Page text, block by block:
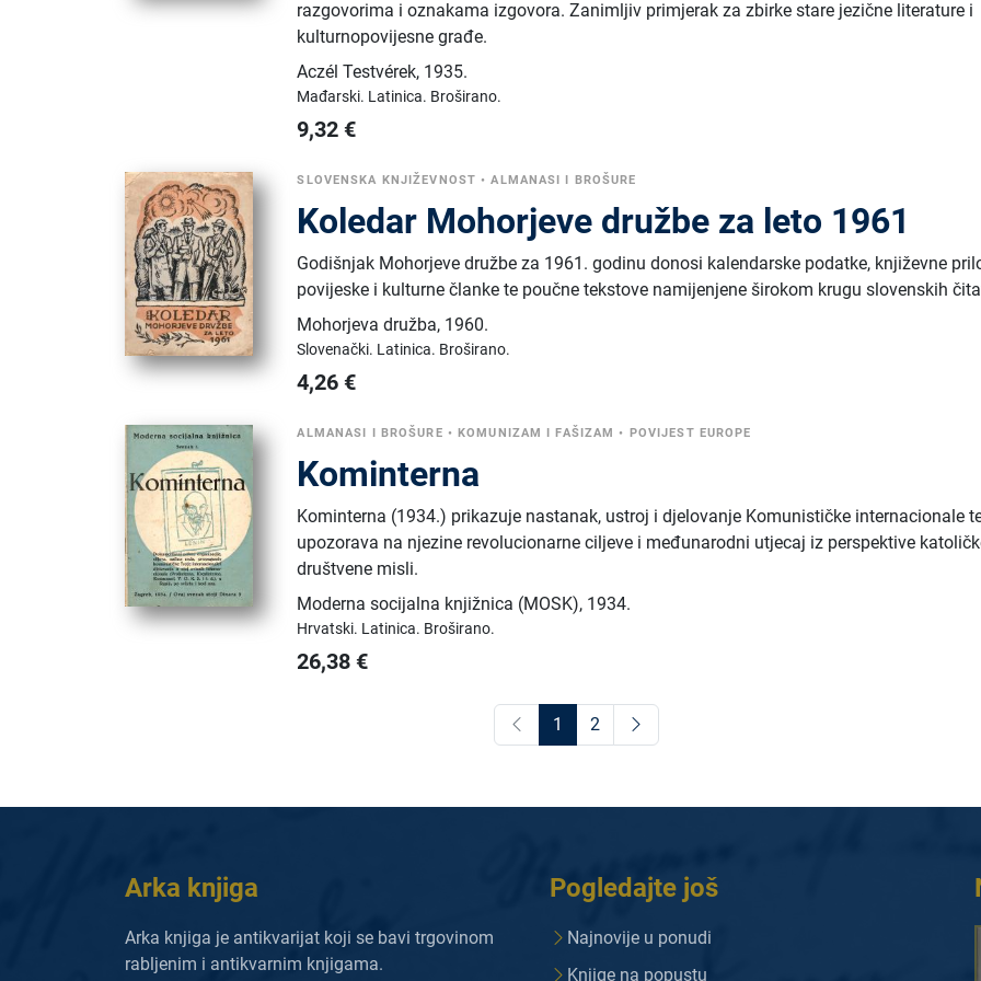
razgovorima i oznakama izgovora. Zanimljiv primjerak za zbirke stare jezične literature i
kulturnopovijesne građe.
Aczél Testvérek, 1935.
Mađarski. Latinica. Broširano.
9,32 €
SLOVENSKA KNJIŽEVNOST •ALMANASI I BROŠURE
Koledar Mohorjeve družbe za leto 1961
Godišnjak Mohorjeve družbe za 1961. godinu donosi kalendarske podatke, književne
povijeske i kulturne članke te poučne tekstove namijenjene širokom krugu slovenskih
Mohorjeva družba, 1960.
Slovenački. Latinica. Broširano.
4,26 €
ALMANASI I BROŠURE •KOMUNIZAM I FAŠIZAM • POVIJEST EUROPE
Kominterna
Kominterna (1934.) prikazuje nastanak, ustroj i djelovanje Komunističke internacionale
upozorava na njezine revolucionarne ciljeve i međunarodni utjecaj iz perspektive
društvene misli.
Moderna socijalna knjižnica (MOSK), 1934.
Hrvatski. Latinica. Broširano.
26,38 €
1 2
Arka knjiga
Arka knjiga je antikvarijat koji se bavi trgovinom
rabljenim i antikvarnim knjigama.
Pogledajte još
Najnovije u ponudi
Knjige na popustu